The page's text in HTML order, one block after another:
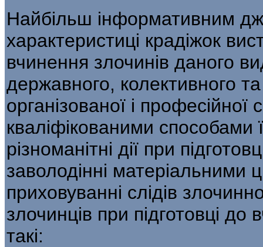
Найбільш інформативним
характе­ристиці крадіжок
вчинення зло­чинів даного
державного, колективно­го
організованої і професійної
кваліфікованими
різноманітні дії при
заволодінні
прихову­ванні слідів
злочинців при під­готовці до
такі: